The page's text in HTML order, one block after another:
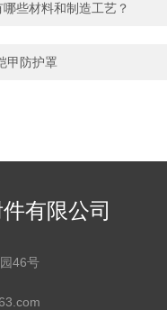
些材料和制造工艺？
甲防护罩
有限公司
46号